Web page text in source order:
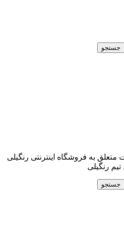
جستجو
متعلق به فروشگاه اینترنتی رنگیلی
رنگیلی
جستجو